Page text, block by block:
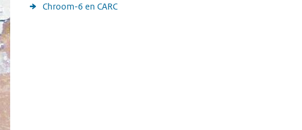
Chroom-6 en CARC